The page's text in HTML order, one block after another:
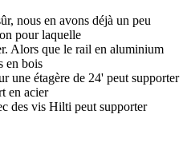
nous en avons déjà un peu
pour laquelle
Alors que le rail en aluminium
en bois
une étagère de 24' peut supporter
en acier
des vis Hilti peut supporter